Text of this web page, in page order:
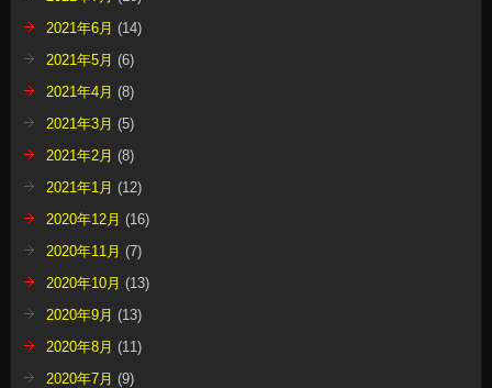
2021年6月 (14)
2021年5月 (6)
2021年4月 (8)
2021年3月 (5)
2021年2月 (8)
2021年1月 (12)
2020年12月 (16)
2020年11月 (7)
2020年10月 (13)
2020年9月 (13)
2020年8月 (11)
2020年7月 (9)